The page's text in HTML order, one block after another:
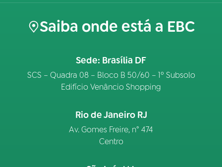
Saiba onde está a EBC
Sede: Brasília DF
SCS – Quadra 08 – Bloco B 50/60 – 1º Subsolo
Edifício Venâncio Shopping
Rio de Janeiro RJ
Av. Gomes Freire, n° 474
Centro